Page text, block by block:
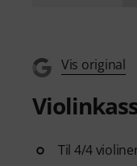
Vis original
Til 4/4